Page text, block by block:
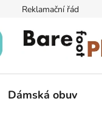
Reklamační řád
Dámská obuv